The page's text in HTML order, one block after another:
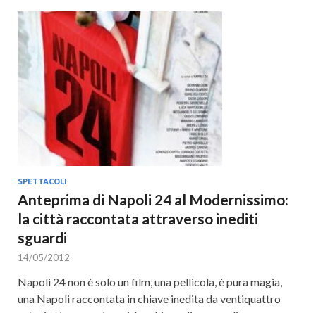
SPETTACOLI
Anteprima di Napoli 24 al Modernissimo:
la città raccontata attraverso inediti
sguardi
14/05/2012
Napoli 24 non è solo un film, una pellicola, è pura magia,
una Napoli raccontata in chiave inedita da ventiquattro